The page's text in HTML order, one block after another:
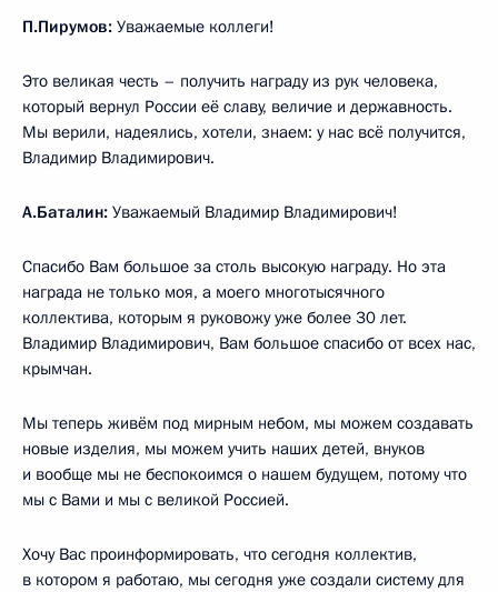
П.Пирумов: Уважаемые коллеги!
Это великая честь – получить награду из рук человека,
который вернул России её славу, величие и державность.
Мы верили, надеялись, хотели, знаем: у нас всё получится,
Владимир Владимирович.
А.Баталин: Уважаемый Владимир Владимирович!
Спасибо Вам большое за столь высокую награду. Но эта
награда не только моя, а моего многотысячного
коллектива, которым я руковожу уже более 30 лет.
Владимир Владимирович, Вам большое спасибо от всех нас,
крымчан.
Мы теперь живём под мирным небом, мы можем создавать
новые изделия, мы можем учить наших детей, внуков
и вообще мы не беспокоимся о нашем будущем, потому что
мы с Вами и мы с великой Россией.
Хочу Вас проинформировать, что сегодня коллектив,
в котором я работаю, мы сегодня уже создали систему для